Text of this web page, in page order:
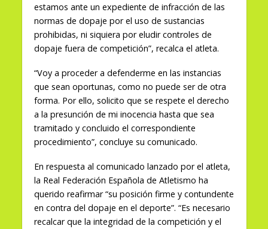
estamos ante un expediente de infracción de las
normas de dopaje por el uso de sustancias
prohibidas, ni siquiera por eludir controles de
dopaje fuera de competición”, recalca el atleta.
“Voy a proceder a defenderme en las instancias
que sean oportunas, como no puede ser de otra
forma. Por ello, solicito que se respete el derecho
a la presunción de mi inocencia hasta que sea
tramitado y concluido el correspondiente
procedimiento”, concluye su comunicado.
En respuesta al comunicado lanzado por el atleta,
la Real Federación Española de Atletismo ha
querido reafirmar “su posición firme y contundente
en contra del dopaje en el deporte”. “Es necesario
recalcar que la integridad de la competición y el